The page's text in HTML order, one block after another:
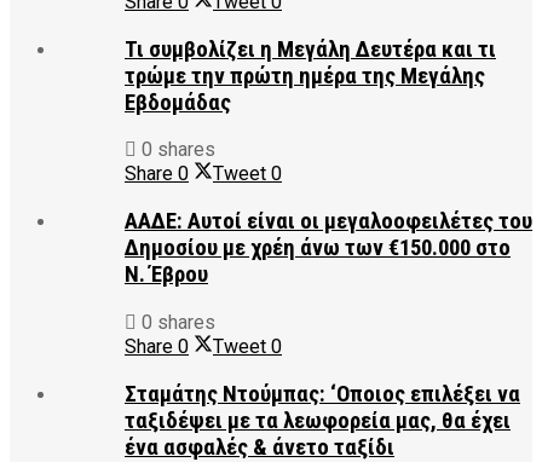
Τι συμβολίζει η Μεγάλη Δευτέρα και τι
τρώμε την πρώτη ημέρα της Μεγάλης
Εβδομάδας
0 shares
Share 0 Tweet 0
ΑΑΔΕ: Αυτοί είναι οι μεγαλοοφειλέτες του
Δημοσίου με χρέη άνω των €150.000 στο
Ν. Έβρου
0 shares
Share 0 Tweet 0
Σταμάτης Ντούμπας: ‘Οποιος επιλέξει να
ταξιδέψει με τα λεωφορεία μας, θα έχει
ένα ασφαλές & άνετο ταξίδι